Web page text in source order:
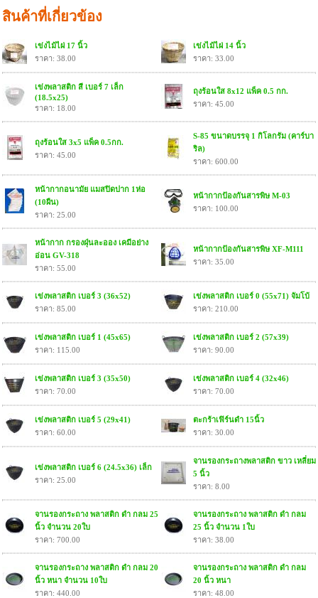
สินค้าที่เกี่ยวข้อง
เข่งไม้ไผ่ 17 นิ้ว
ราคา: 38.00
เข่งไม้ไผ่ 14 นิ้ว
ราคา: 33.00
เข่งพลาสติก สี เบอร์ 7 เล็ก
(18.5x25)
ราคา: 18.00
ถุงร้อนใส 8x12 แพ็ค 0.5 กก.
ราคา: 45.00
ถุงร้อนใส 3x5 แพ็ค 0.5กก.
ราคา: 45.00
S-85 ขนาดบรรจุ 1 กิโลกรัม (คาร์บา
ริล)
ราคา: 600.00
หน้ากากอนามัย แมสปิดปาก 1ห่อ
(10ผืน)
ราคา: 25.00
หน้ากากป้องกันสารพิษ M-03
ราคา: 100.00
หน้ากาก กรองฝุ่นละออง เคมีอย่าง
อ่อน GV-318
ราคา: 55.00
หน้ากากป้องกันสารพิษ XF-M111
ราคา: 35.00
เข่งพลาสติก เบอร์ 3 (36x52)
ราคา: 85.00
เข่งพลาสติก เบอร์ 0 (55x71) จัมโบ้
ราคา: 210.00
เข่งพลาสติก เบอร์ 1 (45x65)
ราคา: 115.00
เข่งพลาสติก เบอร์ 2 (57x39)
ราคา: 90.00
เข่งพลาสติก เบอร์ 3 (35x50)
ราคา: 70.00
เข่งพลาสติก เบอร์ 4 (32x46)
ราคา: 70.00
เข่งพลาสติก เบอร์ 5 (29x41)
ราคา: 60.00
ตะกร้าเฟิร์นดำ 15นิ้ว
ราคา: 30.00
เข่งพลาสติก เบอร์ 6 (24.5x36) เล็ก
ราคา: 25.00
จานรองกระถางพลาสติก ขาว เหลี่ยม
5 นิ้ว
ราคา: 8.00
จานรองกระถาง พลาสติก ดำ กลม 25
นิ้ว จำนวน 20ใบ
ราคา: 700.00
จานรองกระถาง พลาสติก ดำ กลม
25 นิ้ว จำนวน 1ใบ
ราคา: 38.00
จานรองกระถาง พลาสติก ดำ กลม 20
นิ้ว หนา จำนวน 10ใบ
ราคา: 440.00
จานรองกระถาง พลาสติก ดำ กลม
20 นิ้ว หนา
ราคา: 48.00